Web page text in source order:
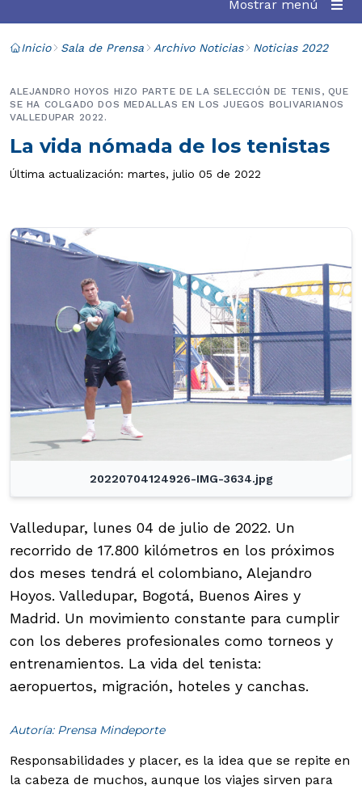
Mostrar menú
Inicio Sala de Prensa Archivo Noticias Noticias 2022
La vida nómada de los tenistas
ALEJANDRO HOYOS HIZO PARTE DE LA SELECCIÓN DE TENIS, QUE
SE HA COLGADO DOS MEDALLAS EN LOS JUEGOS BOLIVARIANOS
VALLEDUPAR 2022.
Última actualización: martes, julio 05 de 2022
20220704124926-IMG-3634.jpg
Valledupar, lunes 04 de julio de 2022. Un
recorrido de 17.800 kilómetros en los próximos
dos meses tendrá el colombiano, Alejandro
Hoyos. Valledupar, Bogotá, Buenos Aires y
Madrid. Un movimiento constante para cumplir
con los deberes profesionales como torneos y
entrenamientos. La vida del tenista:
aeropuertos, migración, hoteles y canchas.
Autoría: Prensa Mindeporte
Responsabilidades y placer, es la idea que se repite en
la cabeza de muchos, aunque los viajes sirven para